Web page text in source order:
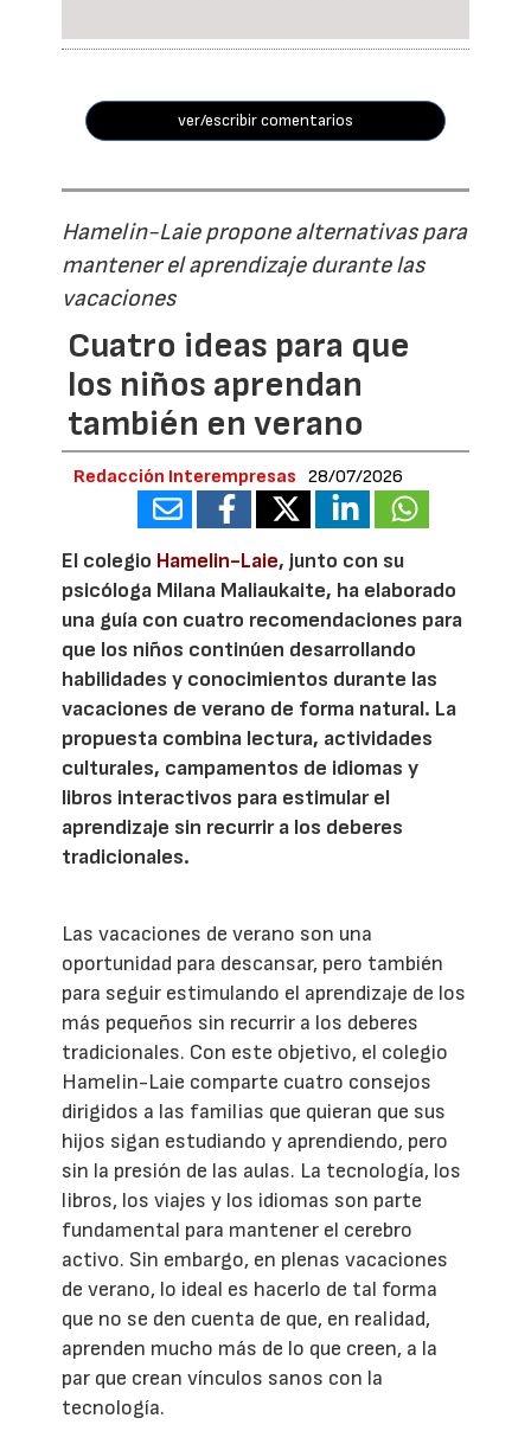
ver/escribir comentarios
Hamelin-Laie propone alternativas para
mantener el aprendizaje durante las
vacaciones
Cuatro ideas para que
los niños aprendan
también en verano
Redacción Interempresas 28/07/2026
El colegio Hamelin-Laie, junto con su
psicóloga Milana Maliaukaite, ha elaborado
una guía con cuatro recomendaciones para
que los niños continúen desarrollando
habilidades y conocimientos durante las
vacaciones de verano de forma natural. La
propuesta combina lectura, actividades
culturales, campamentos de idiomas y
libros interactivos para estimular el
aprendizaje sin recurrir a los deberes
tradicionales.
Las vacaciones de verano son una
oportunidad para descansar, pero también
para seguir estimulando el aprendizaje de los
más pequeños sin recurrir a los deberes
tradicionales. Con este objetivo, el colegio
Hamelin-Laie comparte cuatro consejos
dirigidos a las familias que quieran que sus
hijos sigan estudiando y aprendiendo, pero
sin la presión de las aulas. La tecnología, los
libros, los viajes y los idiomas son parte
fundamental para mantener el cerebro
activo. Sin embargo, en plenas vacaciones
de verano, lo ideal es hacerlo de tal forma
que no se den cuenta de que, en realidad,
aprenden mucho más de lo que creen, a la
par que crean vínculos sanos con la
tecnología.